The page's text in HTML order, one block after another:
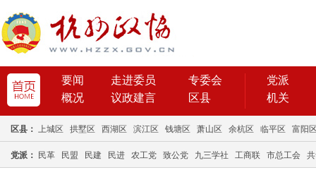
要闻 走进委员
专委会
概况
议政建言 区县
党派
机关
区县： 上城区 拱墅区 西湖区 滨江区 钱塘区 萧山区 余杭区 临平区 富阳
党派： 民革 民盟 民建 民进 农工党 致公党 九三学社 工商联 市总工会